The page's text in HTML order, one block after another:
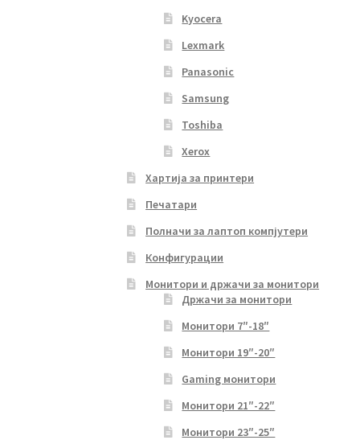
Kyocera
Lexmark
Panasonic
Samsung
Toshiba
Xerox
Хартија за принтери
Печатари
Полначи за лаптоп компјутери
Конфигурации
Монитори и држачи за монитори
Држачи за монитори
Монитори 7″-18″
Монитори 19″-20″
Gaming монитори
Монитори 21″-22″
Монитори 23″-25″